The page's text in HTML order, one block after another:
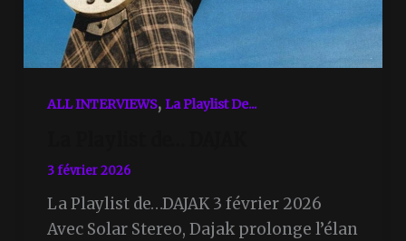
ALL INTERVIEWS, La Playlist De...
3 février 2026
La Playlist de…DAJAK 3 février 2026
Avec Solar Stereo, Dajak prolonge l’élan